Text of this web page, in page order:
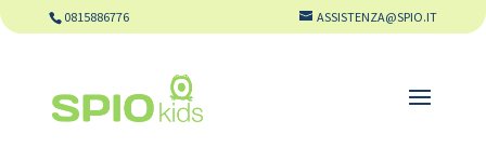
0815886776 ASSISTENZA@SPIO.IT